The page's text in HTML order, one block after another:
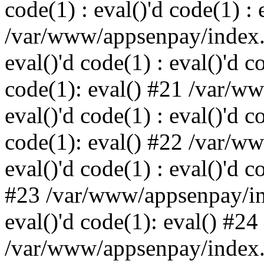
code(1) : eval()'d code(1) :
/var/www/appsenpay/
eval()'d code(1) : eval()'d
code(1): eval() #21 /var/
eval()'d code(1) : eval()'d
code(1): eval() #22 /var/
eval()'d code(1) : eval()'d
#23 /var/www/appsenpay/
eval()'d code(1): eval() #24
/var/www/appsenpay/